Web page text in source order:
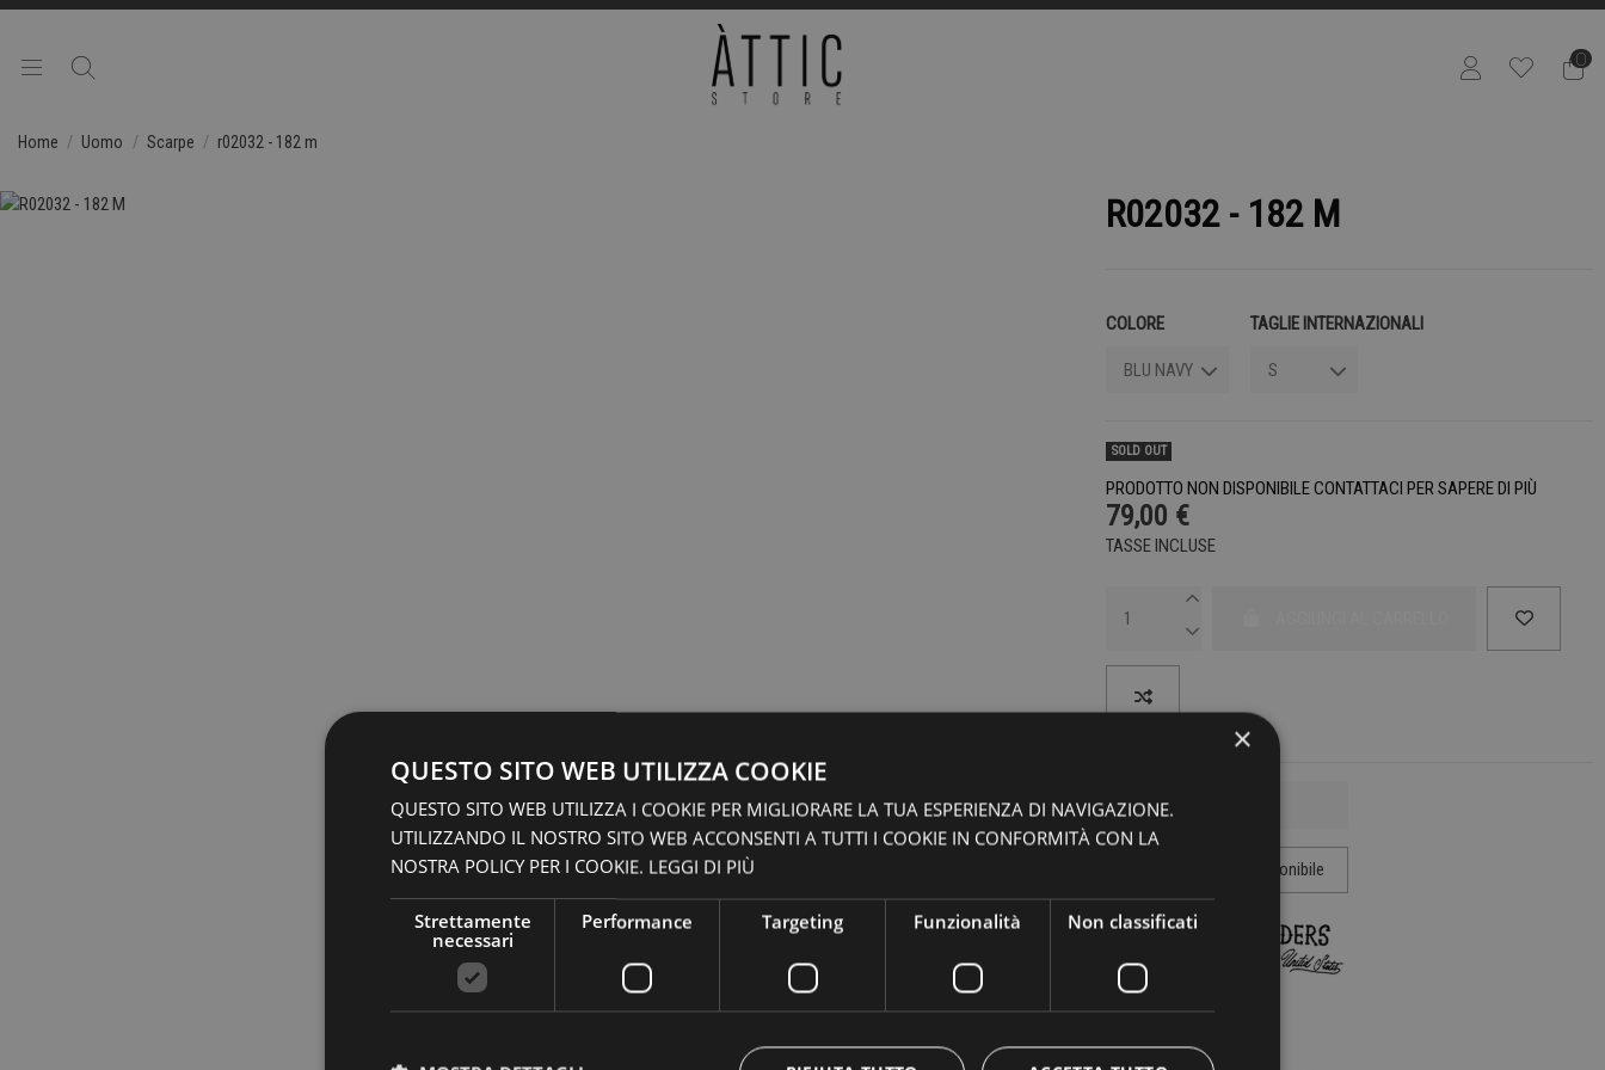
0
Home Uomo Scarpe r02032 - 182 m
R02032 - 182 M
COLORE TAGLIE INTERNAZIONALI
SOLD OUT
PRODOTTO NON DISPONIBILE CONTATTACI PER SAPERE DI PIÙ
79,00 €
TASSE INCLUSE
×
QUESTO SITO WEB UTILIZZA COOKIE
QUESTO SITO WEB UTILIZZA I COOKIE PER MIGLIORARE LA TUA ESPERIENZA DI NAVIGAZIONE.
UTILIZZANDO IL NOSTRO SITO WEB ACCONSENTI A TUTTI I COOKIE IN CONFORMITÀ CON LA
NOSTRA POLICY PER I COOKIE. LEGGI DI PIÙ
Strettamente
necessari
Performance Targeting Funzionalità Non classificati